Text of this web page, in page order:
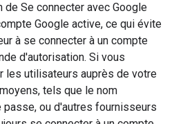
de Se connecter avec Google
Google active, ce qui évite
à se connecter à un compte
d'autorisation. Si vous
les utilisateurs auprès de votre
tels que le nom
ou d'autres fournisseurs